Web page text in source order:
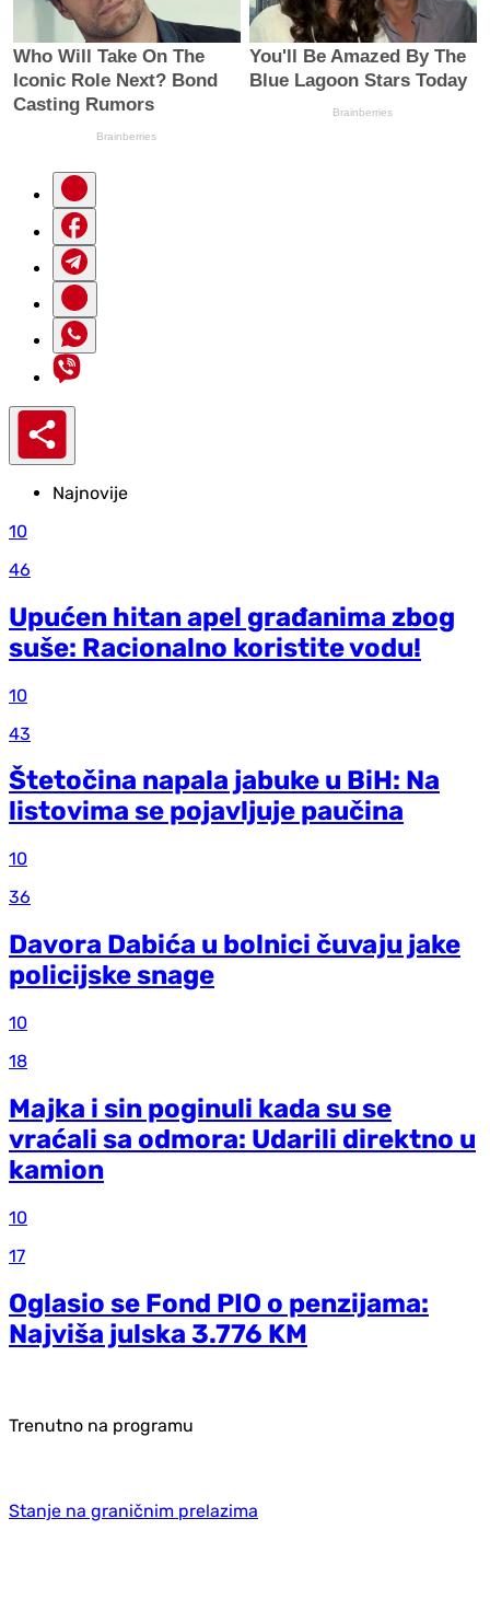
Najnovije
10
46
Upućen hitan apel građanima zbog
suše: Racionalno koristite vodu!
10
43
Štetočina napala jabuke u BiH: Na
listovima se pojavljuje paučina
10
36
Davora Dabića u bolnici čuvaju jake
policijske snage
10
18
Majka i sin poginuli kada su se
vraćali sa odmora: Udarili direktno u
kamion
10
17
Oglasio se Fond PIO o penzijama:
Najviša julska 3.776 KM
Trenutno na programu
Stanje na graničnim prelazima